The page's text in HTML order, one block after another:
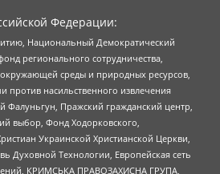
Федерации:
Национальный Демократический
регионального сотрудничества,
среды и природных ресурсов,
против насильственного извлечения
Фалуньгун, Пражский гражданский центр,
выбор, Фонд Ходорковского,
Украинской Христианской Церкви,
Духовной Технологии, Европейская сеть
КРИМСЬКА ПРАВОЗАХИСНА ГРУПА,